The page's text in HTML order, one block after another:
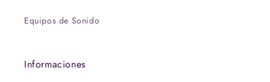
Equipos de Sonido
Informaciones